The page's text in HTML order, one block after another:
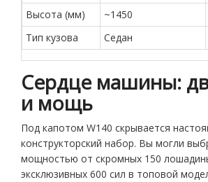
Высота (мм)
~1450
Тип кузова
Седан
Сердце машины:
и мощь
Под капотом W140 скрывается
конструкторский набор. Вы могли
мощностью от скромных 150
эксклюзивных 600 сил в топовой